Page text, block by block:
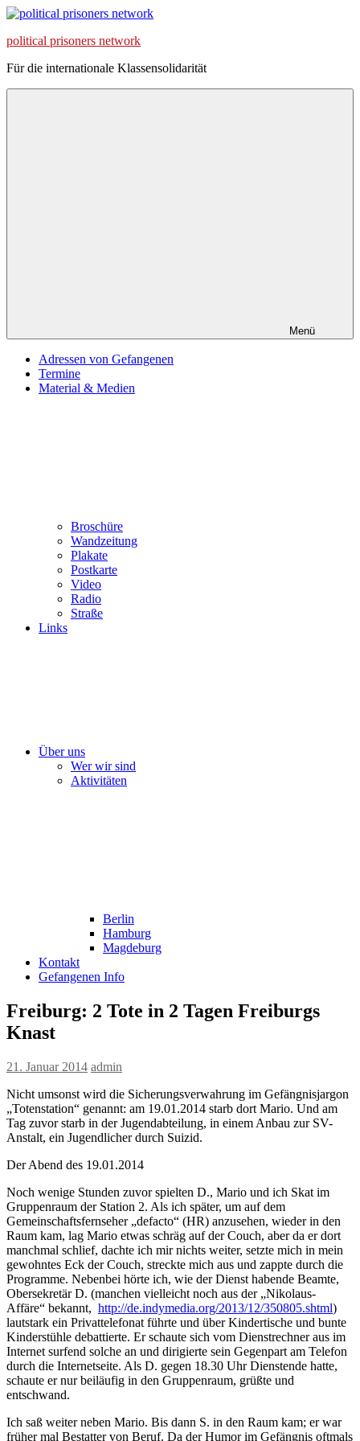
Zum
springen
political prisoners network
Für die internationale Klassensolidarität
Menü
Adressen von Gefangenen
Termine
Material & Medien
Broschüre
Wandzeitung
Plakate
Postkarte
Video
Radio
Straße
Links
Über uns
Wer wir sind
Aktivitäten
Berlin
Hamburg
Magdeburg
Kontakt
Gefangenen Info
Freiburg: 2 Tote in 2 Tagen Freiburgs
Knast
21. Januar 2014 admin
Nicht umsonst wird die Sicherungsverwahrung im Gefängnisjargon
„Totenstation“ genannt: am 19.01.2014 starb dort Mario. Und am
Tag zuvor starb in der Jugendabteilung, in einem Anbau zur SV-
Anstalt, ein Jugendlicher durch Suizid.
Der Abend des 19.01.2014
Noch wenige Stunden zuvor spielten D., Mario und ich Skat im
Gruppenraum der Station 2. Als ich später, um auf dem
Gemeinschaftsfernseher „defacto“ (HR) anzusehen, wieder in den
Raum kam, lag Mario etwas schräg auf der Couch, aber da er dort
manchmal schlief, dachte ich mir nichts weiter, setzte mich in mein
gewohntes Eck der Couch, streckte mich aus und zappte durch die
Programme. Nebenbei hörte ich, wie der Dienst habende Beamte,
Obersekretär D. (manchen vielleicht noch aus der „Nikolaus-
Affäre“ bekannt, http://de.indymedia.org/2013/12/350805.shtml)
lautstark ein Privattelefonat führte und über Kindertische und bunte
Kinderstühle debattierte. Er schaute sich vom Dienstrechner aus im
Internet surfend solche an und dirigierte sein Gegenpart am Telefon
durch die Internetseite. Als D. gegen 18.30 Uhr Dienstende hatte,
schaute er nur beiläufig in den Gruppenraum, grüßte und
entschwand.
Ich saß weiter neben Mario. Bis dann S. in den Raum kam; er war
früher mal Bestatter von Beruf. Da der Humor im Gefängnis oftmals